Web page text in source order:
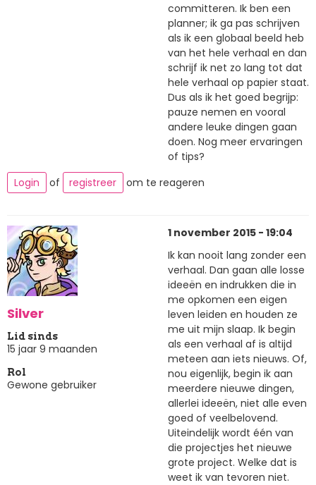
committeren. Ik ben een
planner; ik ga pas schrijven
als ik een globaal beeld heb
van het hele verhaal en dan
schrijf ik net zo lang tot dat
hele verhaal op papier staat.
Dus als ik het goed begrijp:
pauze nemen en vooral
andere leuke dingen gaan
doen. Nog meer ervaringen
of tips?
Login
of registreer om te reageren
Silver
Lid sinds
15 jaar 9 maanden
Rol
Gewone gebruiker
1 november 2015 - 19:04
Ik kan nooit lang zonder een
verhaal. Dan gaan alle losse
ideeën en indrukken die in
me opkomen een eigen
leven leiden en houden ze
me uit mijn slaap. Ik begin
als een verhaal af is altijd
meteen aan iets nieuws. Of,
nou eigenlijk, begin ik aan
meerdere nieuwe dingen,
allerlei ideeën, niet alle even
goed of veelbelovend.
Uiteindelijk wordt één van
die projectjes het nieuwe
grote project. Welke dat is
weet ik van tevoren niet.